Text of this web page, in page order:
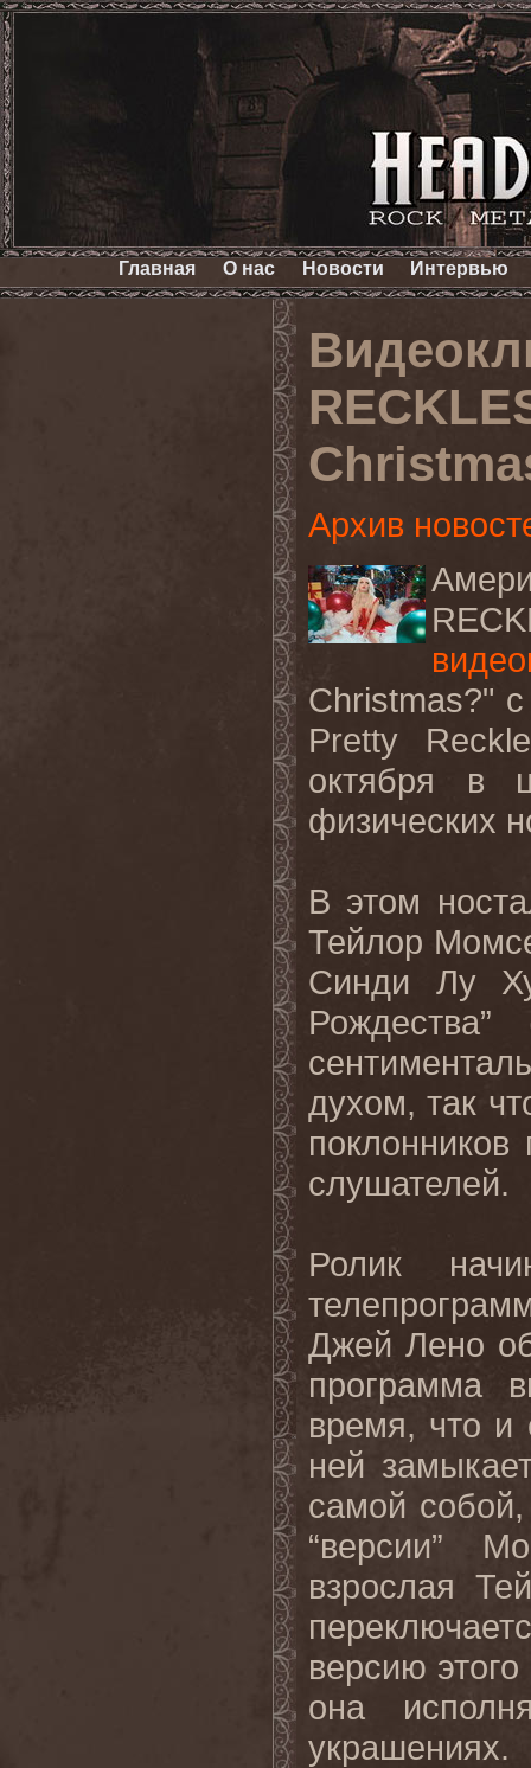
Главная О нас Новости Интервью
Архив
Christmas?"
Pretty
октября в
физических
В этом
Тейлор
Синди Лу
духом, так
слушателей.
Ролик
Джей Лено
программа
время, что
ней
самой
“версии”
взрослая
версию
она
украшениях.